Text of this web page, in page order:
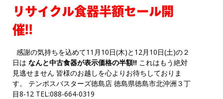
リサイクル食器半額セール開
催!!
感謝の気持ちを込めて11月10日(木)と12月10日(土)の２
日は なんと中古食器が表示価格の半額!! これはもう絶対
見逃せません 皆様のお越しを心よりお待ちしておりま
す。 テンポスバスターズ徳島店 徳島県徳島市北沖洲３丁
目8-12 TEL:088-664-0319